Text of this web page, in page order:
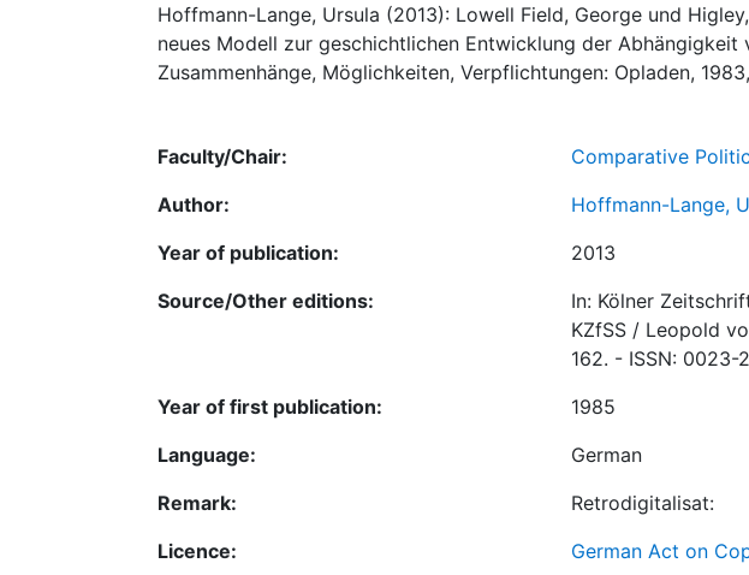
Hoffmann-Lange, Ursula (2013): Lowell Field, George und
neues Modell zur geschichtlichen Entwicklung der Abhängigkeit
Zusammenhänge, Möglichkeiten, Verpflichtungen: Opladen,
Faculty/Chair:
Comparative
Author:
Hoffmann-Lange,
Year of publication:
2013
Source/Other editions:
In: Kölner
KZfSS / Leopold
162. - ISSN: 0023-
Year of first publication:
1985
Language:
German
Remark:
Retrodigitalisat:
Licence:
German Act on